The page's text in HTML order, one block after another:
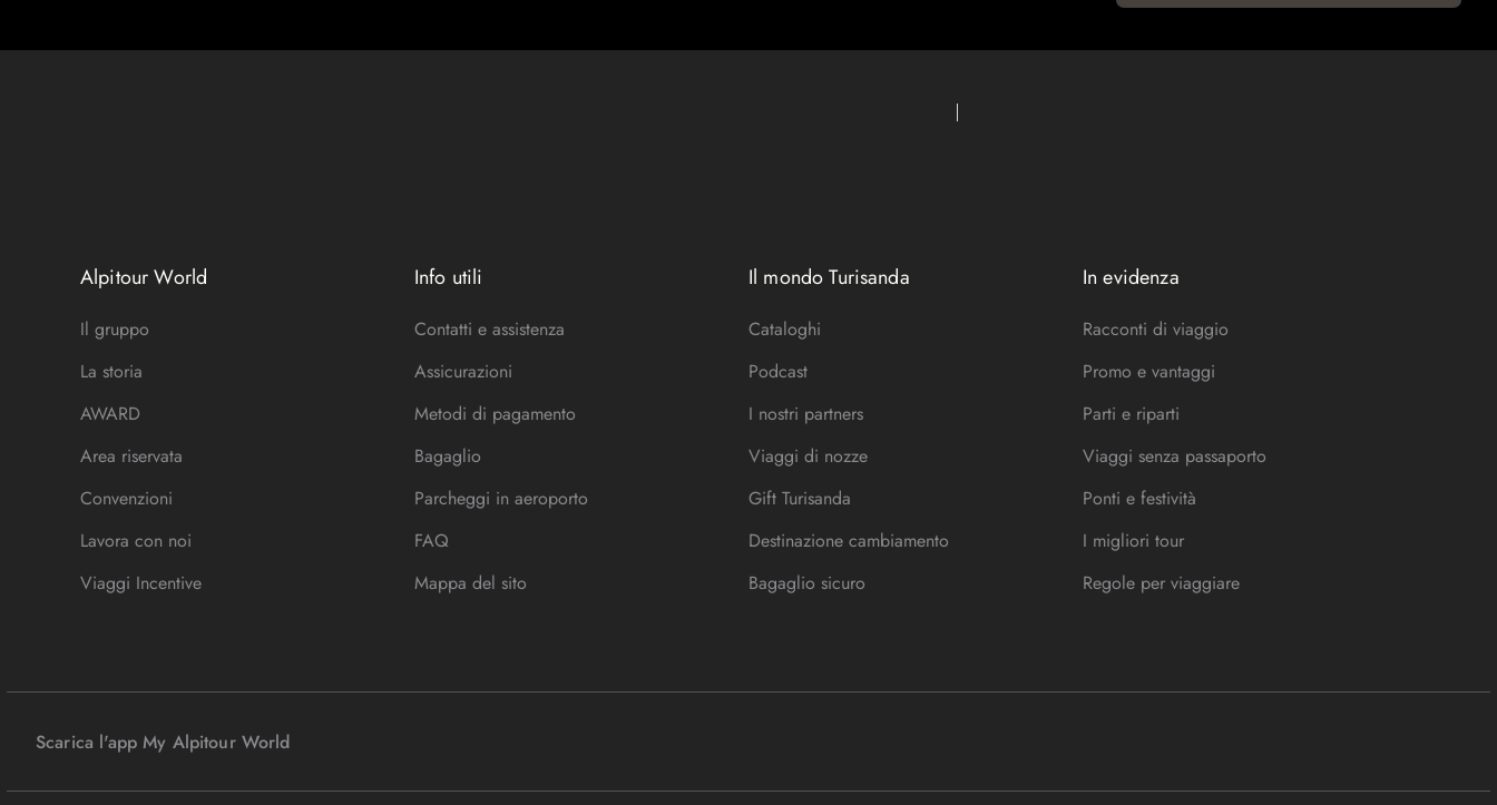
Alpitour World
Il gruppo
La storia
AWARD
Area riservata
Convenzioni
Lavora con noi
Viaggi Incentive
Info utili
Contatti e assistenza
Assicurazioni
Metodi di pagamento
Bagaglio
Parcheggi in aeroporto
FAQ
Mappa del sito
Il mondo Turisanda
Cataloghi
Podcast
I nostri partners
Viaggi di nozze
Gift Turisanda
Destinazione cambiamento
Bagaglio sicuro
In evidenza
Racconti di viaggio
Promo e vantaggi
Parti e riparti
Viaggi senza passaporto
Ponti e festività
I migliori tour
Regole per viaggiare
Scarica l'app My Alpitour World